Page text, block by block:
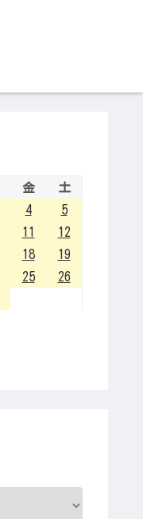
金
土
4
5
11
12
18
19
25
26